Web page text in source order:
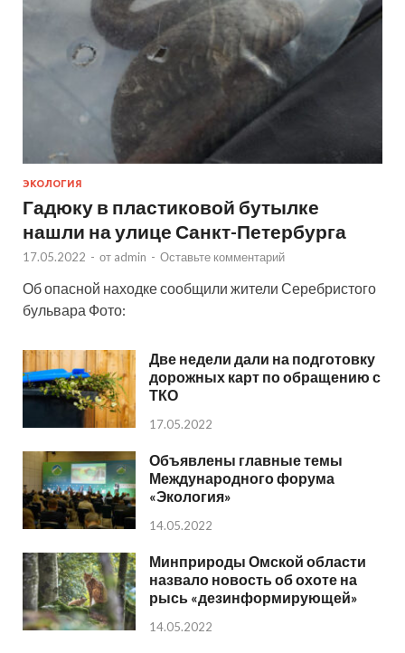
ЭКОЛОГИЯ
Гадюку в пластиковой бутылке
нашли на улице Санкт-Петербурга
17.05.2022 - от admin - Оставьте комментарий
Об опасной находке сообщили жители Серебристого
бульвара Фото:
Две недели дали на подготовку
дорожных карт по обращению с
ТКО
17.05.2022
Объявлены главные темы
Международного форума
«Экология»
14.05.2022
Минприроды Омской области
назвало новость об охоте на
рысь «дезинформирующей»
14.05.2022